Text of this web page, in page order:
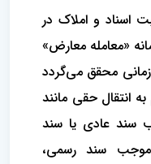
ماده 117 قانون ثبت اسناد و املاک در
«معامله معارض»
محقق می‌گردد
انتقال حقی مانند
سند عادی یا سند
سند رسمی،